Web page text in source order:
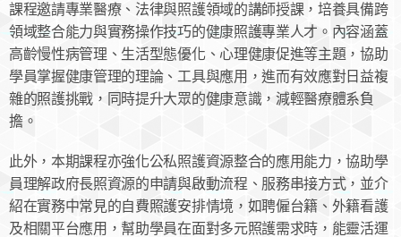
課程邀請專業醫療、法律與照護領域的講師授課，培養具備跨
領域整合能力與實務操作技巧的健康照護專業人才。內容涵蓋
高齡慢性病管理、生活型態優化、心理健康促進等主題，協助
學員掌握健康管理的理論、工具與應用，進而有效應對日益複
雜的照護挑戰，同時提升大眾的健康意識，減輕醫療體系負
擔。
此外，本期課程亦強化公私照護資源整合的應用能力，協助學
員理解政府長照資源的申請與啟動流程、服務串接方式，並介
紹在實務中常見的自費照護安排情境，如聘僱台籍、外籍看護
及相關平台應用，幫助學員在面對多元照護需求時，能靈活運